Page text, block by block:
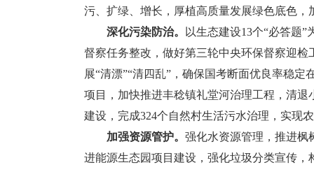
污、扩绿、增长，厚植高质量发展绿色底色，
深化污染防治。
以生态建设13个“必答题
督察任务整改，做好第三轮中央环保督察迎
展“清漂”“清四乱”，确保国考断面优良率稳
项目，加快推进丰稔镇礼堂河治理工程，清
建设，完成324个自然村生活污水治理，实现
加强资源管护。 强化水资源管理，推进枫
进能源生态园项目建设，强化垃圾分类宣传